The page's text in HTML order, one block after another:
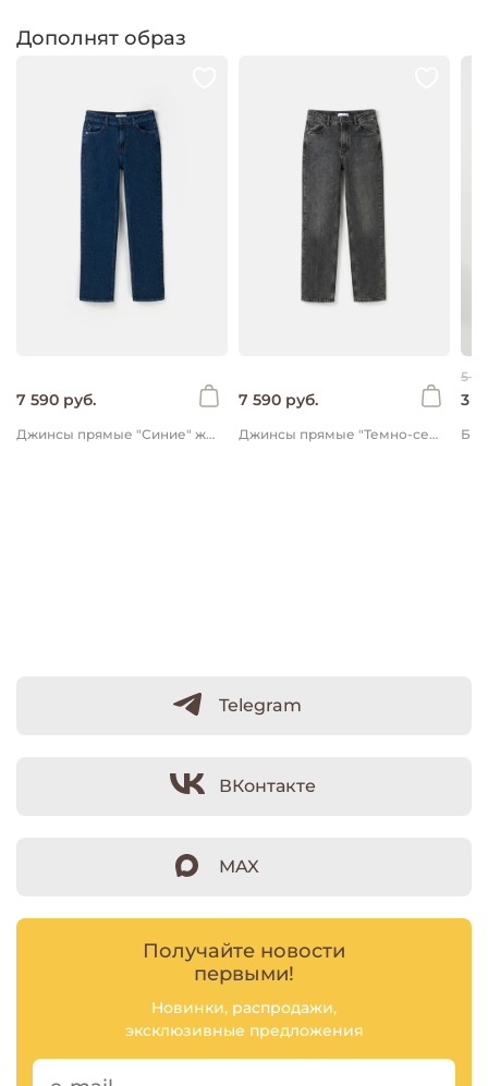
Дополнят образ
7 590 руб.
Джинсы прямые "Синие" женские
7 590 руб.
Джинсы прямые "Темно-серые" женские
5
3
Telegram
ВКонтакте
MAX
Получайте новости
первыми!
Новинки, распродажи,
эксклюзивные предложения